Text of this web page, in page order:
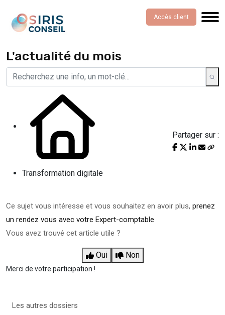
Accès client
L'actualité du mois
Transformation digitale
Partager sur :
Ce sujet vous intéresse et vous souhaitez en avoir plus, prenez
un rendez vous avec votre Expert-comptable
Vous avez trouvé cet article utile ?
Oui Non
Merci de votre participation !
Les autres dossiers